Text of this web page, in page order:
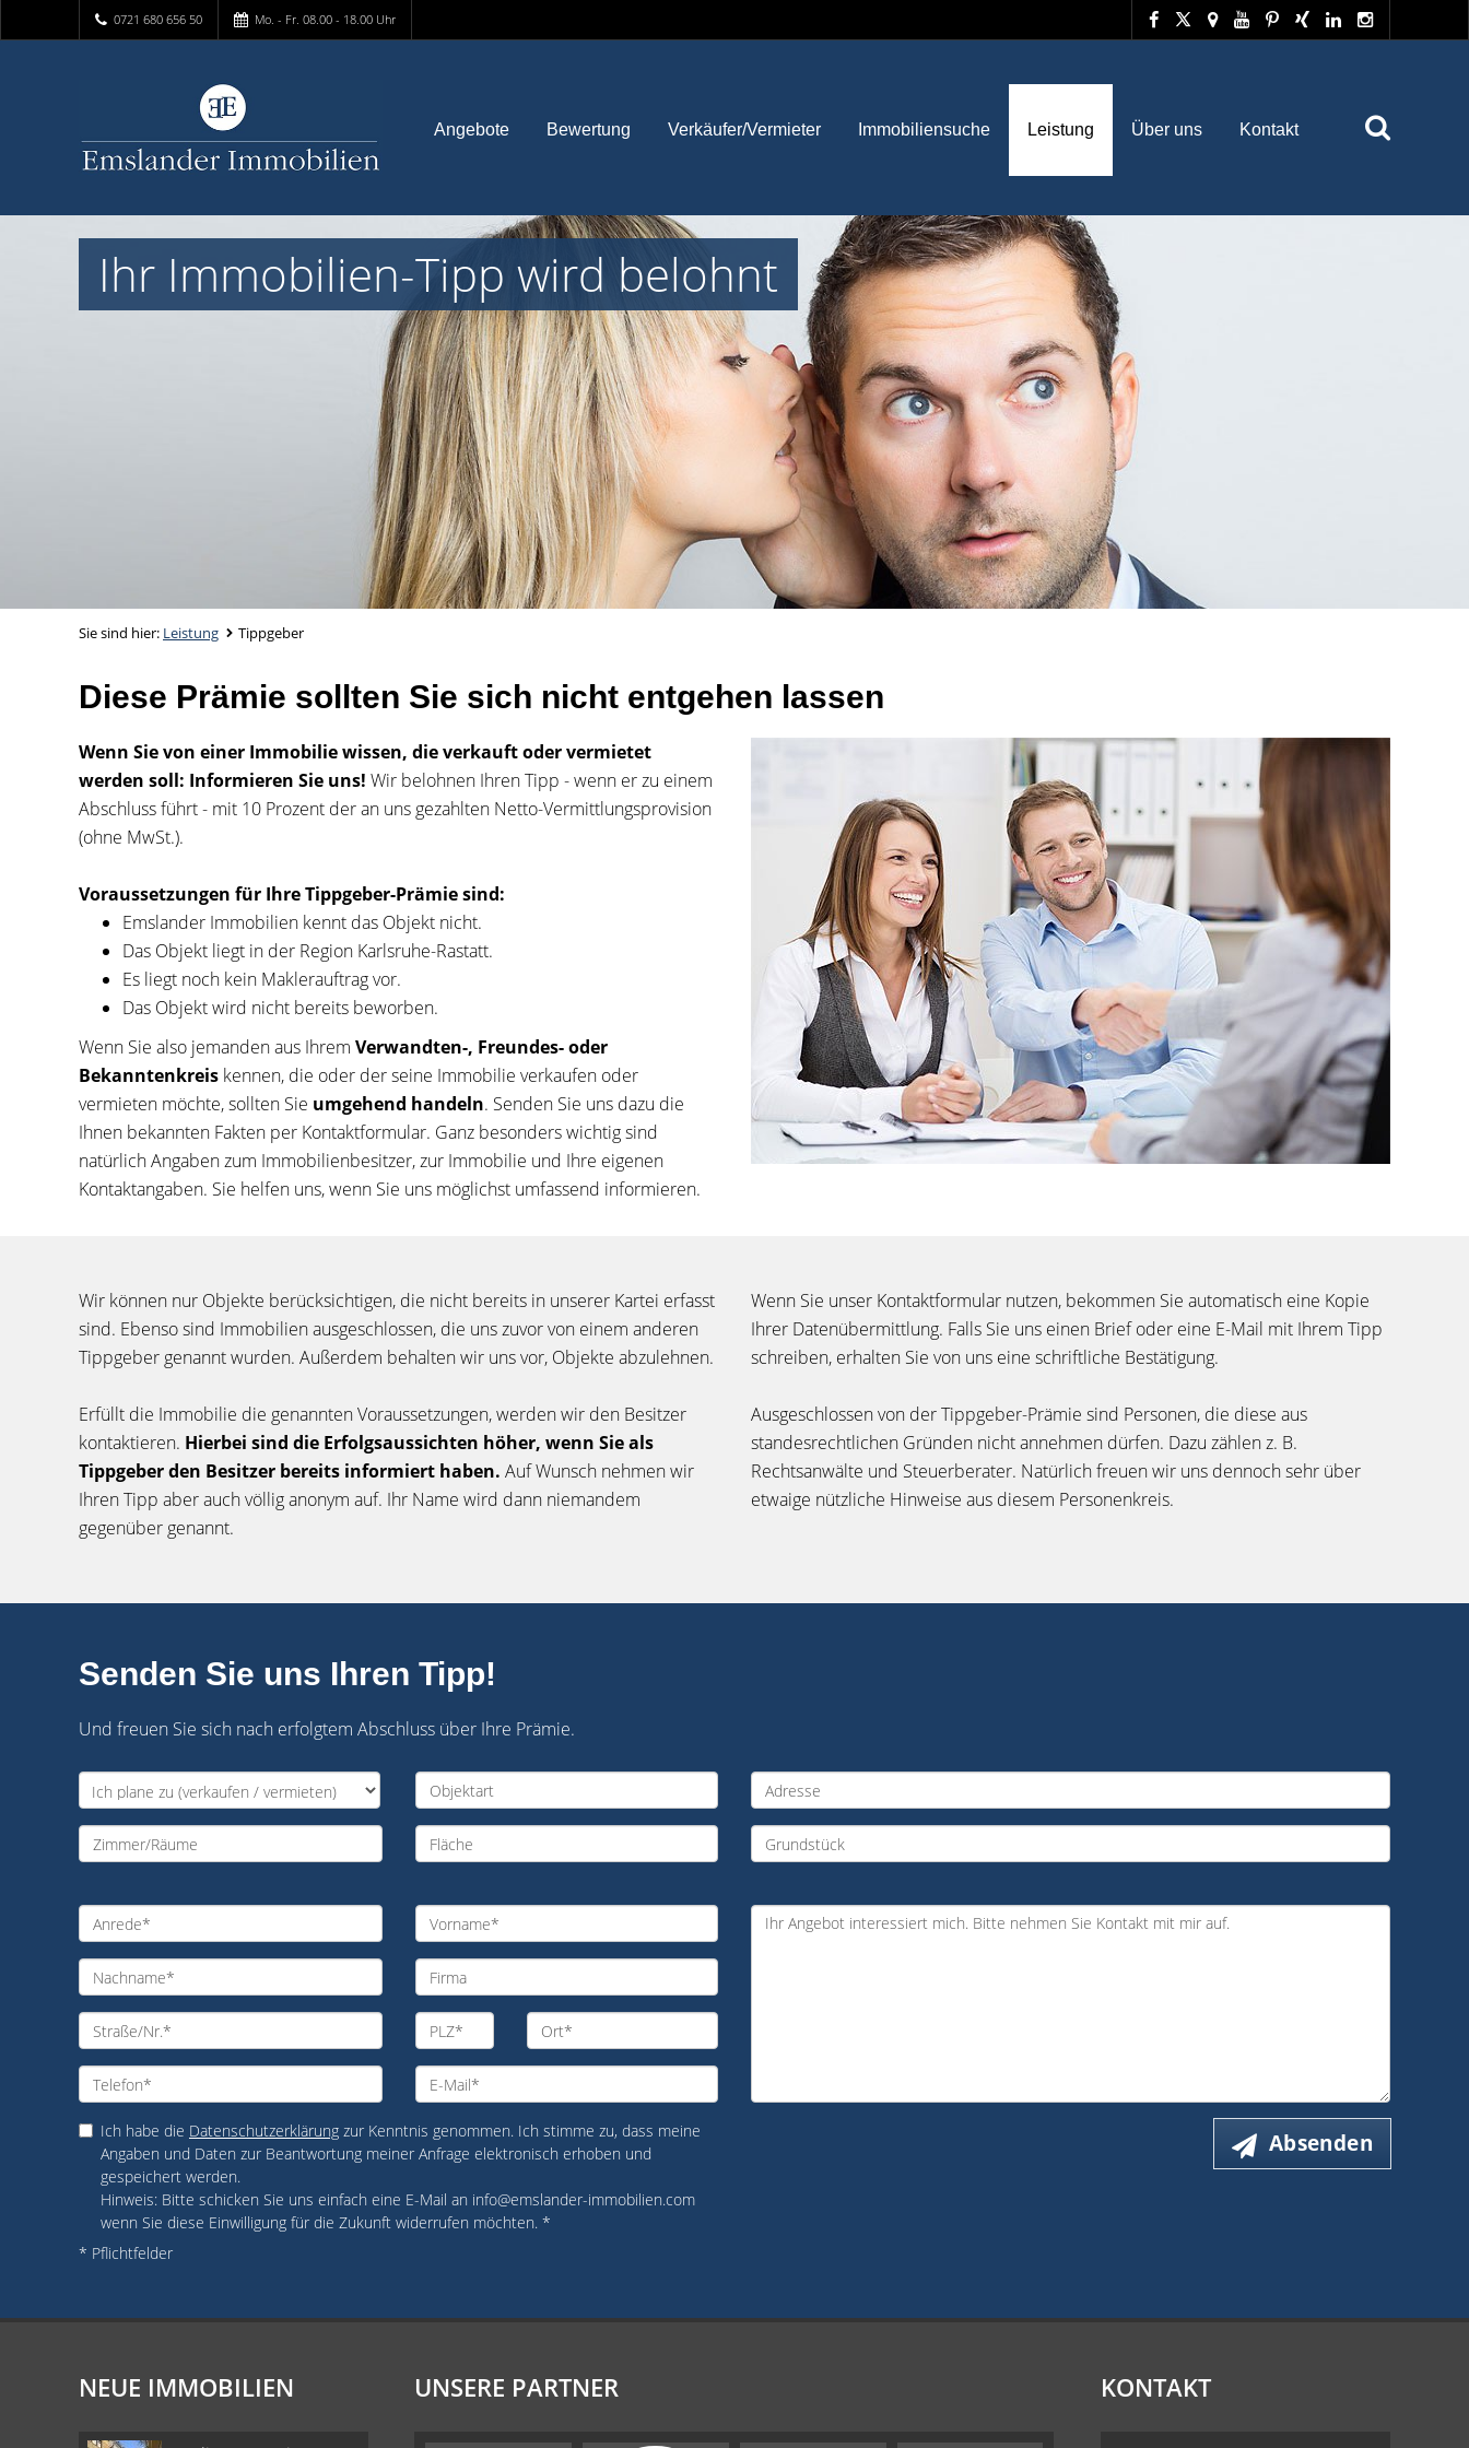
0721 680 656 50 Mo. - Fr. 08.00 - 18.00 Uhr
Angebote Bewertung Verkäufer/Vermieter Immobiliensuche Leistung Über uns Kontakt
Ihr Immobilien-Tipp wird belohnt
Sie sind hier: Leistung Tippgeber
Diese Prämie sollten Sie sich nicht entgehen lassen
Wenn Sie von einer Immobilie wissen, die verkauft oder vermietet
werden soll: Informieren Sie uns! Wir belohnen Ihren Tipp - wenn er zu einem
Abschluss führt - mit 10 Prozent der an uns gezahlten Netto-Vermittlungsprovision
(ohne MwSt.).
Voraussetzungen für Ihre Tippgeber-Prämie sind:
Emslander Immobilien kennt das Objekt nicht.
Das Objekt liegt in der Region Karlsruhe-Rastatt.
Es liegt noch kein Maklerauftrag vor.
Das Objekt wird nicht bereits beworben.
Wenn Sie also jemanden aus Ihrem Verwandten-, Freundes- oder
Bekanntenkreis kennen, die oder der seine Immobilie verkaufen oder
vermieten möchte, sollten Sie umgehend handeln. Senden Sie uns dazu die
Ihnen bekannten Fakten per Kontaktformular. Ganz besonders wichtig sind
natürlich Angaben zum Immobilienbesitzer, zur Immobilie und Ihre eigenen
Kontaktangaben. Sie helfen uns, wenn Sie uns möglichst umfassend informieren.
Wir können nur Objekte berücksichtigen, die nicht bereits in unserer Kartei erfasst
sind. Ebenso sind Immobilien ausgeschlossen, die uns zuvor von einem anderen
Tippgeber genannt wurden. Außerdem behalten wir uns vor, Objekte abzulehnen.
Erfüllt die Immobilie die genannten Voraussetzungen, werden wir den Besitzer
kontaktieren. Hierbei sind die Erfolgsaussichten höher, wenn Sie als
Tippgeber den Besitzer bereits informiert haben. Auf Wunsch nehmen wir
Ihren Tipp aber auch völlig anonym auf. Ihr Name wird dann niemandem
gegenüber genannt.
Wenn Sie unser Kontaktformular nutzen, bekommen Sie automatisch eine Kopie
Ihrer Datenübermittlung. Falls Sie uns einen Brief oder eine E-Mail mit Ihrem Tipp
schreiben, erhalten Sie von uns eine schriftliche Bestätigung.
Ausgeschlossen von der Tippgeber-Prämie sind Personen, die diese aus
standesrechtlichen Gründen nicht annehmen dürfen. Dazu zählen z. B.
Rechtsanwälte und Steuerberater. Natürlich freuen wir uns dennoch sehr über
etwaige nützliche Hinweise aus diesem Personenkreis.
Senden Sie uns Ihren Tipp!
Und freuen Sie sich nach erfolgtem Abschluss über Ihre Prämie.
Ich habe die Datenschutzerklärung zur Kenntnis genommen. Ich stimme zu, dass meine
Angaben und Daten zur Beantwortung meiner Anfrage elektronisch erhoben und
gespeichert werden.
Hinweis: Bitte schicken Sie uns einfach eine E-Mail an info@emslander-immobilien.com
wenn Sie diese Einwilligung für die Zukunft widerrufen möchten. *
* Pflichtfelder
Absenden
NEUE IMMOBILIEN UNSERE PARTNER KONTAKT